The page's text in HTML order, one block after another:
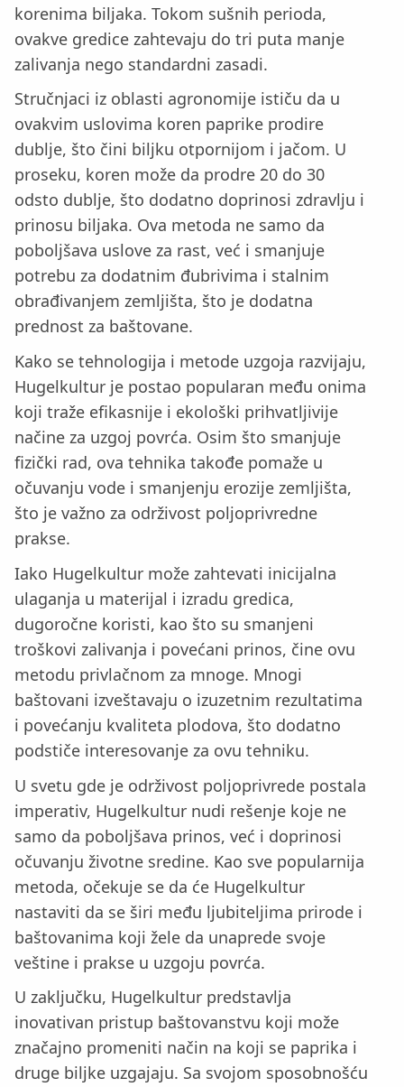
korenima biljaka. Tokom sušnih perioda,
ovakve gredice zahtevaju do tri puta manje
zalivanja nego standardni zasadi.
Stručnjaci iz oblasti agronomije ističu da u
ovakvim uslovima koren paprike prodire
dublje, što čini biljku otpornijom i jačom. U
proseku, koren može da prodre 20 do 30
odsto dublje, što dodatno doprinosi zdravlju i
prinosu biljaka. Ova metoda ne samo da
poboljšava uslove za rast, već i smanjuje
potrebu za dodatnim đubrivima i stalnim
obrađivanjem zemljišta, što je dodatna
prednost za baštovane.
Kako se tehnologija i metode uzgoja razvijaju,
Hugelkultur je postao popularan među onima
koji traže efikasnije i ekološki prihvatljivije
načine za uzgoj povrća. Osim što smanjuje
fizički rad, ova tehnika takođe pomaže u
očuvanju vode i smanjenju erozije zemljišta,
što je važno za održivost poljoprivredne
prakse.
Iako Hugelkultur može zahtevati inicijalna
ulaganja u materijal i izradu gredica,
dugoročne koristi, kao što su smanjeni
troškovi zalivanja i povećani prinos, čine ovu
metodu privlačnom za mnoge. Mnogi
baštovani izveštavaju o izuzetnim rezultatima
i povećanju kvaliteta plodova, što dodatno
podstiče interesovanje za ovu tehniku.
U svetu gde je održivost poljoprivrede postala
imperativ, Hugelkultur nudi rešenje koje ne
samo da poboljšava prinos, već i doprinosi
očuvanju životne sredine. Kao sve popularnija
metoda, očekuje se da će Hugelkultur
nastaviti da se širi među ljubiteljima prirode i
baštovanima koji žele da unaprede svoje
veštine i prakse u uzgoju povrća.
U zaključku, Hugelkultur predstavlja
inovativan pristup baštovanstvu koji može
značajno promeniti način na koji se paprika i
druge biljke uzgajaju. Sa svojom sposobnošću